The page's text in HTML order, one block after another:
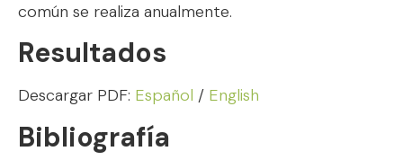
común se realiza anualmente.
Resultados
Descargar PDF: Español / English
Bibliografía